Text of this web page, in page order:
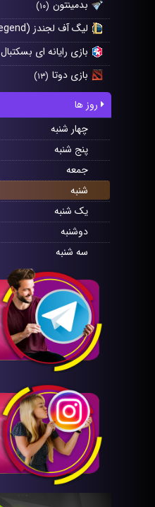
بدمینتون (۱۰)
لیگ آف لجندز (League of Legend)
بازی رایانه ای بسکتبال
بازی دوتا (۱۳)
روز ها
چهار شنبه
پنج شنبه
جمعه
شنبه
یک شنبه
دوشنبه
سه شنبه